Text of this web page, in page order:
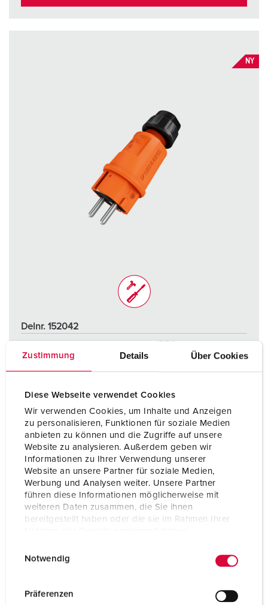
Zustimmung Details Über Cookies
Diese Webseite verwendet Cookies
Wir verwenden Cookies, um Inhalte und Anzeigen
zu personalisieren, Funktionen für soziale Medien
anbieten zu können und die Zugriffe auf unsere
Website zu analysieren. Außerdem geben wir
Informationen zu Ihrer Verwendung unserer
Website an unsere Partner für soziale Medien,
Werbung und Analysen weiter. Unsere Partner
führen diese Informationen möglicherweise mit
weiteren Daten zusammen, die Sie ihnen
bereitgestellt haben oder die sie im Rahmen Ihrer
Notwendig
Präferenzen
NY
Delnr. 152042
Poler 2 p+PE
Volt 230 V
Tilkoblingsmåte skrukontakt
NAAR HET PRODUCT